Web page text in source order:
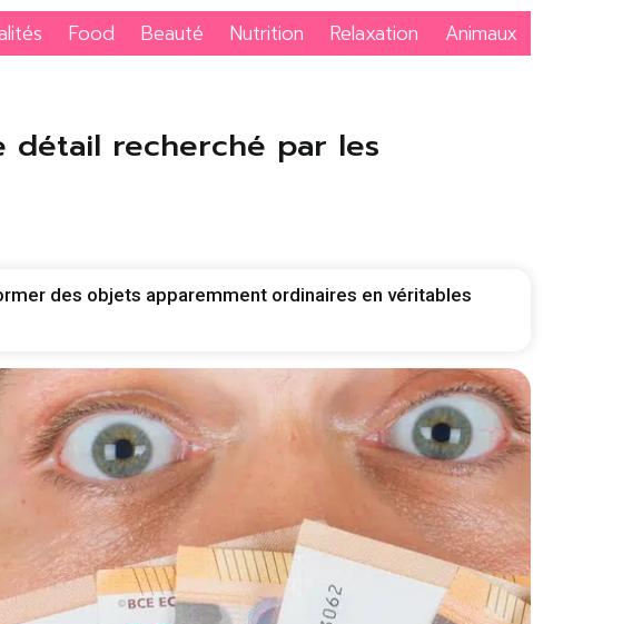
Food Beauté Nutrition Relaxation Animaux
recherché par les
des objets apparemment ordinaires en véritables